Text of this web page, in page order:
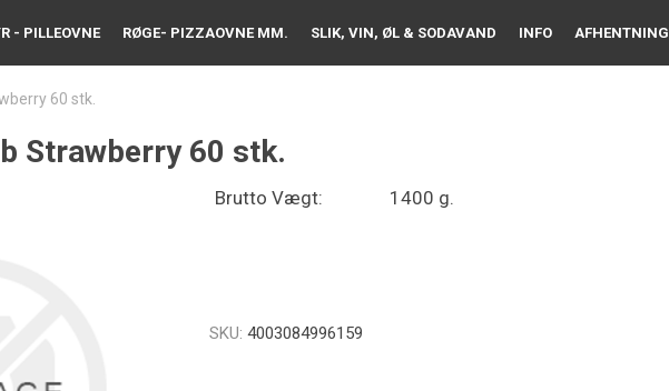
- PILLEOVNE RØGE- PIZZAOVNE MM. SLIK, VIN, ØL & SODAVAND INFO AFHENTNING
60 stk.
Strawberry 60 stk.
Brutto Vægt: 1400 g.
SKU: 4003084996159